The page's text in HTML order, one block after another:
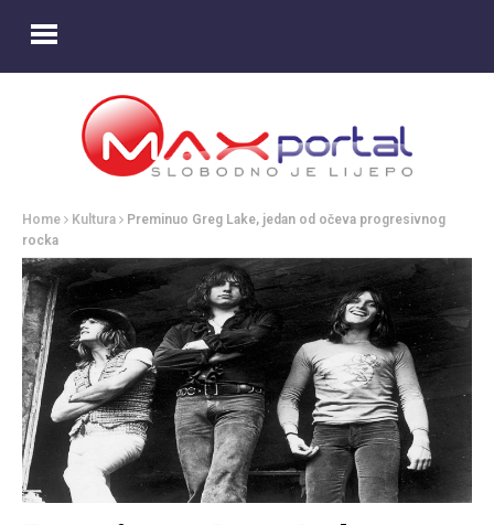
Home Kultura
Preminuo Greg Lake, jedan od očeva progresivnog
rocka